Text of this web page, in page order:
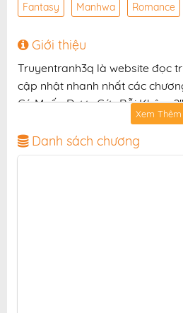
Fantasy Manhwa Romance
Giới thiệu
Truyentranh3q là website đọc
cập nhật nhanh nhất các
Có Muốn Được Cứu Rỗi
ảnh sắc nét, bản dịch chuẩn và
mang đến trải nghiệm đọc
hoàn toàn miễn phí cho độc
Xem Thêm
Danh sách chương